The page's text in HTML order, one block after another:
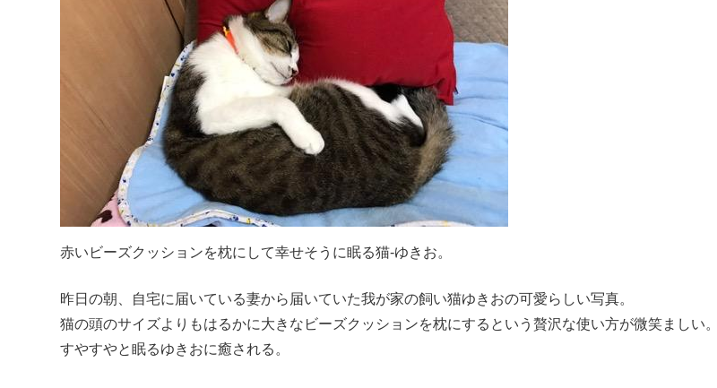
赤いビーズクッションを枕にして幸せそうに眠る猫-ゆきお。
昨日の朝、自宅に届いている妻から届いていた我が家の飼い猫ゆきおの可愛らしい写真。
猫の頭のサイズよりもはるかに大きなビーズクッションを枕にするという贅沢な使い方が微笑ましい。
すやすやと眠るゆきおに癒される。